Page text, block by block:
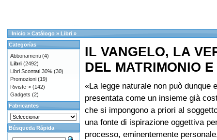
Inicio » Catálogo » Libri »
IL VANGELO, LA
DEL MATRIMONIO
«La legge naturale non può dunque
presentata come un insieme già
che si impongono a priori al
una fonte di ispirazione oggettiva
processo, eminentemente
Categorías
Abbonamenti (4)
Libri (2492)
Libri Scontati 30% (30)
Promozioni (19)
Riviste-> (142)
Gadgets (2)
Fabricantes
Búsqueda Rápida